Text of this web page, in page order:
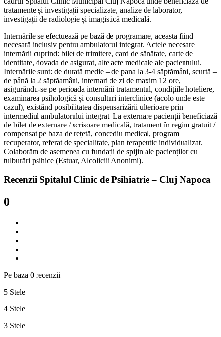
tratamente și investigații specializate, analize de laborator,
investigații de radiologie și imagistică medicală.
Internările se efectuează pe bază de programare, aceasta fiind
necesară inclusiv pentru ambulatorul integrat. Actele necesare
internării cuprind: bilet de trimitere, card de sănătate, carte de
identitate, dovada de asigurat, alte acte medicale ale pacientului.
Internările sunt: de durată medie – de pana la 3-4 săptămâni, scurtă –
de până la 2 săptăamâni, internari de zi de maxim 12 ore,
asigurându-se pe perioada internării tratamentul, condițiile hoteliere,
examinarea psihologică și consulturi interclinice (acolo unde este
cazul), existând posibilitatea dispensarizării ulterioare prin
intermediul ambulatorului integrat. La externare pacienții beneficiază
de bilet de externare / scrisoare medicală, tratament în regim gratuit /
compensat pe baza de rețetă, concediu medical, program
recuperator, referat de specialitate, plan terapeutic individualizat.
Colaborăm de asemenea cu fundații de spijin ale pacienților cu
tulburări psihice (Estuar, Alcoliciii Anonimi).
Recenzii Spitalul Clinic de Psihiatrie – Cluj Napoca
0
Pe baza 0 recenzii
5 Stele
4 Stele
3 Stele